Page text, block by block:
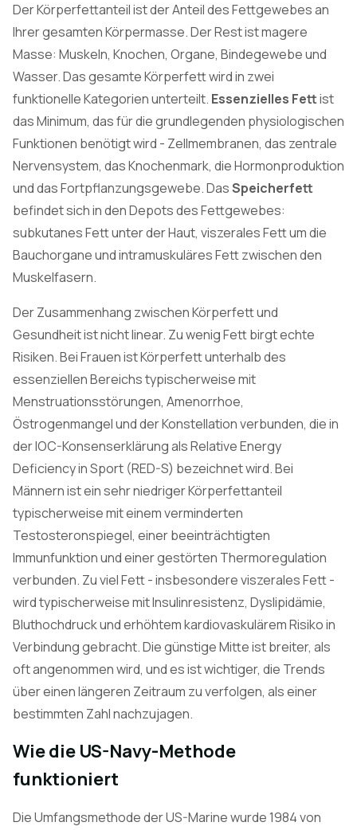
Der Körperfettanteil ist der Anteil des Fettgewebes an
Ihrer gesamten Körpermasse. Der Rest ist magere
Masse: Muskeln, Knochen, Organe, Bindegewebe und
Wasser. Das gesamte Körperfett wird in zwei
funktionelle Kategorien unterteilt. Essenzielles Fettist
das Minimum, das für die grundlegenden physiologischen
Funktionen benötigt wird - Zellmembranen, das zentrale
Nervensystem, das Knochenmark, die Hormonproduktion
und das Fortpflanzungsgewebe. DasSpeicherfett
befindet sich in den Depots des Fettgewebes:
subkutanes Fett unter der Haut, viszerales Fett um die
Bauchorgane und intramuskuläres Fett zwischen den
Muskelfasern.
Der Zusammenhang zwischen Körperfett und
Gesundheit ist nicht linear. Zu wenig Fett birgt echte
Risiken. Bei Frauen ist Körperfett unterhalb des
essenziellen Bereichs typischerweise mit
Menstruationsstörungen, Amenorrhoe,
Östrogenmangel und der Konstellation verbunden, die in
der IOC-Konsenserklärung als Relative Energy
Deficiency in Sport (RED-S) bezeichnet wird. Bei
Männern ist ein sehr niedriger Körperfettanteil
typischerweise mit einem verminderten
Testosteronspiegel, einer beeinträchtigten
Immunfunktion und einer gestörten Thermoregulation
verbunden. Zu viel Fett - insbesondere viszerales Fett -
wird typischerweise mit Insulinresistenz, Dyslipidämie,
Bluthochdruck und erhöhtem kardiovaskulärem Risiko in
Verbindung gebracht. Die günstige Mitte ist breiter, als
oft angenommen wird, und es ist wichtiger, die Trends
über einen längeren Zeitraum zu verfolgen, als einer
bestimmten Zahl nachzujagen.
Wie die US-Navy-Methode
funktioniert
Die Umfangsmethode der US-Marine wurde 1984 von